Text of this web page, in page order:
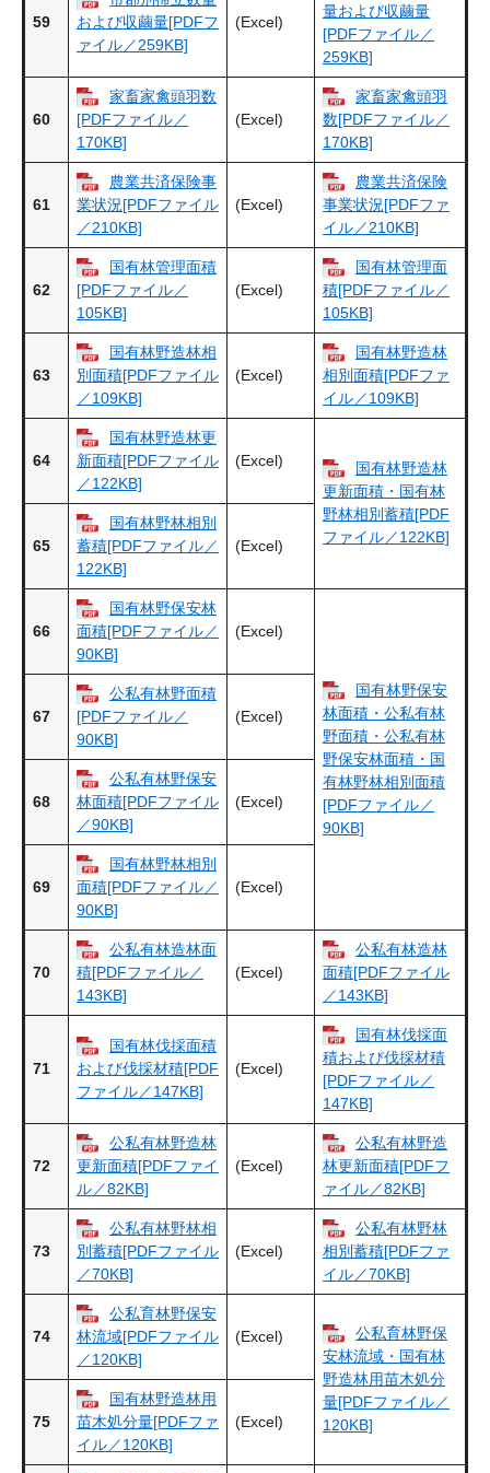
59
および収繭量[PDFフ
ァイル／259KB]
(Excel)
量および収繭量
[PDFファイル／
259KB]
60
家畜家禽頭羽数
[PDFファイル／
170KB]
(Excel)
家畜家禽頭羽
数[PDFファイル／
170KB]
61
農業共済保険事
業状況[PDFファイル
／210KB]
(Excel)
農業共済保険
事業状況[PDFファ
イル／210KB]
62
国有林管理面積
[PDFファイル／
105KB]
(Excel)
国有林管理面
積[PDFファイル／
105KB]
63
国有林野造林相
別面積[PDFファイル
／109KB]
(Excel)
国有林野造林
相別面積[PDFファ
イル／109KB]
64
国有林野造林更
新面積[PDFファイル
／122KB]
(Excel)
国有林野造林
更新面積・国有林
野林相別蓄積[PDF
ファイル／122KB]
65
国有林野林相別
蓄積[PDFファイル／
122KB]
(Excel)
66
国有林野保安林
面積[PDFファイル／
90KB]
(Excel)
国有林野保安
林面積・公私有林
野面積・公私有林
野保安林面積・国
有林野林相別面積
[PDFファイル／
90KB]
67
公私有林野面積
[PDFファイル／
90KB]
(Excel)
68
公私有林野保安
林面積[PDFファイル
／90KB]
(Excel)
69
国有林野林相別
面積[PDFファイル／
90KB]
(Excel)
70
公私有林造林面
積[PDFファイル／
143KB]
(Excel)
公私有林造林
面積[PDFファイル
／143KB]
71
国有林伐採面積
および伐採材積[PDF
ファイル／147KB]
(Excel)
国有林伐採面
積および伐採材積
[PDFファイル／
147KB]
72
公私有林野造林
更新面積[PDFファイ
ル／82KB]
(Excel)
公私有林野造
林更新面積[PDFフ
ァイル／82KB]
73
公私有林野林相
別蓄積[PDFファイル
／70KB]
(Excel)
公私有林野林
相別蓄積[PDFファ
イル／70KB]
74
公私育林野保安
林流域[PDFファイル
／120KB]
(Excel)
公私育林野保
安林流域・国有林
野造林用苗木処分
量[PDFファイル／
120KB]
75
国有林野造林用
苗木処分量[PDFファ
イル／120KB]
(Excel)